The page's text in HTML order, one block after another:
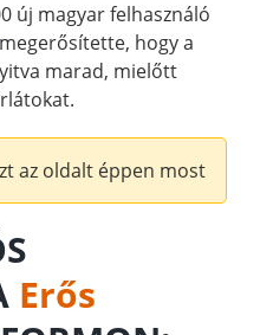
új magyar felhasználó
megerősítette, hogy a
marad, mielőtt
az oldalt éppen most
Erős